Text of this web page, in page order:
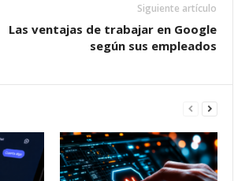
Siguiente artículo
Las ventajas de trabajar en Google
según sus empleados